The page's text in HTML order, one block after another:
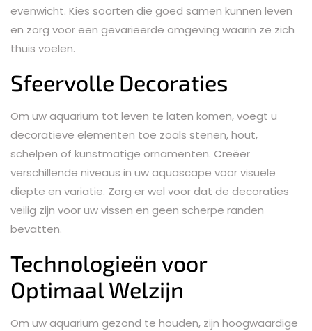
evenwicht. Kies soorten die goed samen kunnen leven
en zorg voor een gevarieerde omgeving waarin ze zich
thuis voelen.
Sfeervolle Decoraties
Om uw aquarium tot leven te laten komen, voegt u
decoratieve elementen toe zoals stenen, hout,
schelpen of kunstmatige ornamenten. Creëer
verschillende niveaus in uw aquascape voor visuele
diepte en variatie. Zorg er wel voor dat de decoraties
veilig zijn voor uw vissen en geen scherpe randen
bevatten.
Technologieën voor
Optimaal Welzijn
Om uw aquarium gezond te houden, zijn hoogwaardige